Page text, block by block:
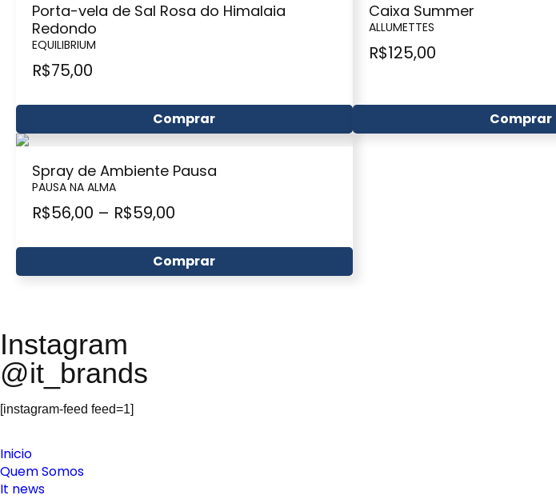
Porta-vela de Sal Rosa do Himalaia
Redondo
EQUILIBRIUM
R$75,00
Comprar
Caixa Summer
ALLUMETTES
R$125,00
Comprar
Spray de Ambiente Pausa
PAUSA NA ALMA
R$56,00 – R$59,00
Comprar
Instagram
@it_brands
[instagram-feed feed=1]
Inicio
Quem Somos
It news